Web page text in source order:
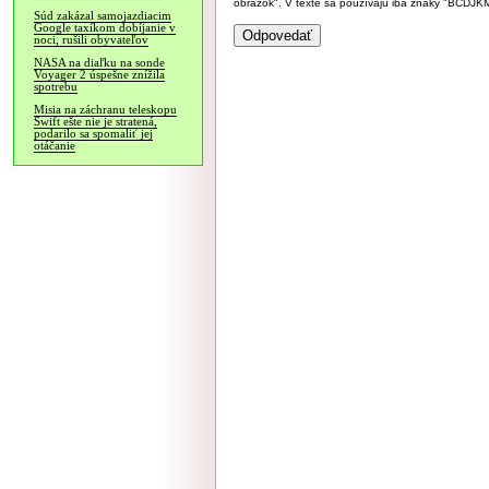
Súd zakázal samojazdiacim
Google taxíkom dobíjanie v
noci, rušili obyvateľov
NASA na diaľku na sonde
Voyager 2 úspešne znížila
spotrebu
Misia na záchranu teleskopu
Swift ešte nie je stratená,
podarilo sa spomaliť jej
otáčanie
obrázok". V texte sa používajú iba znaky